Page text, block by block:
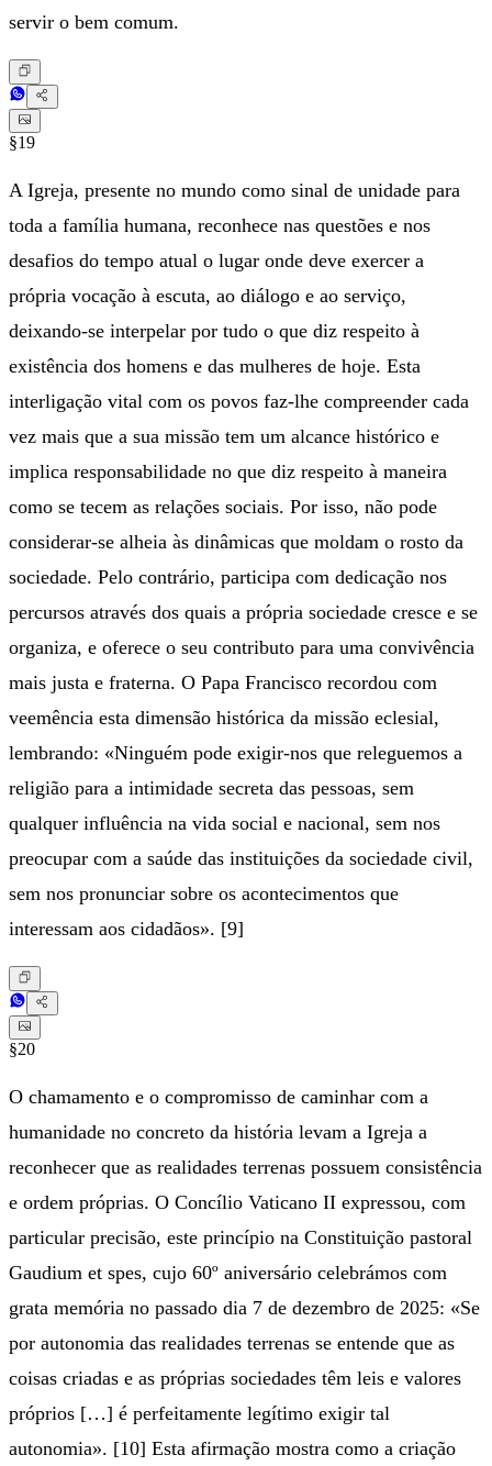
servir o bem comum.
§19
A Igreja, presente no mundo como sinal de unidade para
toda a família humana, reconhece nas questões e nos
desafios do tempo atual o lugar onde deve exercer a
própria vocação à escuta, ao diálogo e ao serviço,
deixando-se interpelar por tudo o que diz respeito à
existência dos homens e das mulheres de hoje. Esta
interligação vital com os povos faz-lhe compreender cada
vez mais que a sua missão tem um alcance histórico e
implica responsabilidade no que diz respeito à maneira
como se tecem as relações sociais. Por isso, não pode
considerar-se alheia às dinâmicas que moldam o rosto da
sociedade. Pelo contrário, participa com dedicação nos
percursos através dos quais a própria sociedade cresce e se
organiza, e oferece o seu contributo para uma convivência
mais justa e fraterna. O Papa Francisco recordou com
veemência esta dimensão histórica da missão eclesial,
lembrando: «Ninguém pode exigir-nos que releguemos a
religião para a intimidade secreta das pessoas, sem
qualquer influência na vida social e nacional, sem nos
preocupar com a saúde das instituições da sociedade civil,
sem nos pronunciar sobre os acontecimentos que
interessam aos cidadãos». [9]
§20
O chamamento e o compromisso de caminhar com a
humanidade no concreto da história levam a Igreja a
reconhecer que as realidades terrenas possuem consistência
e ordem próprias. O Concílio Vaticano II expressou, com
particular precisão, este princípio na Constituição pastoral
Gaudium et spes, cujo 60º aniversário celebrámos com
grata memória no passado dia 7 de dezembro de 2025: «Se
por autonomia das realidades terrenas se entende que as
coisas criadas e as próprias sociedades têm leis e valores
próprios […] é perfeitamente legítimo exigir tal
autonomia». [10] Esta afirmação mostra como a criação